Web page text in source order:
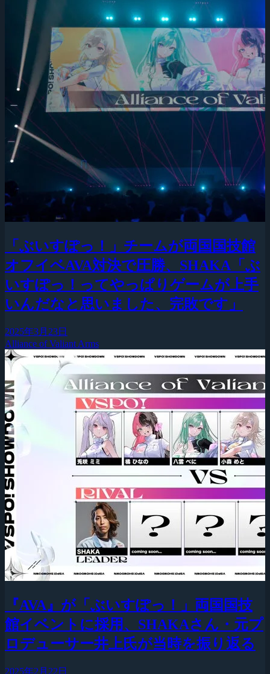
「ぶいすぽっ！」チームが両国国技館
オフイベAVA対決で圧勝、SHAKA「ぶ
いすぽっ！ってやっぱりゲームが上手
いんだなと思いました、完敗です」
2025年3月23日
Alliance of Valiant Arms
『AVA』が「ぶいすぽっ！」両国国技
館イベントに採用、SHAKAさん・元プ
ロデューサー井上氏が当時を振り返る
2025年2月22日